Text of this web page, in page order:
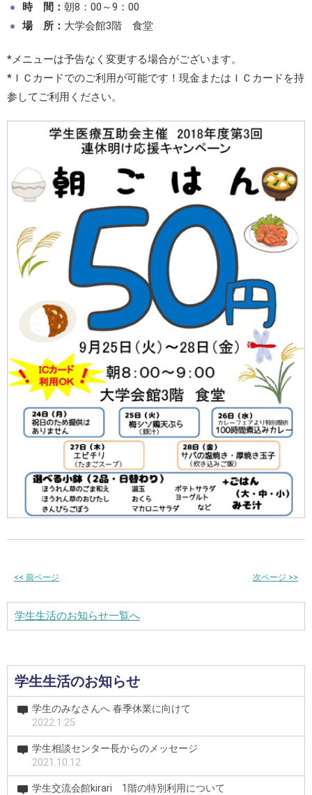
時 間： 朝8：00～9：00
場 所： 大学会館3階 食堂
*メニューは予告なく変更する場合がございます。
*ＩＣカードでのご利用が可能です！現金またはＩＣカードを持
参してご利用ください。
<< 前ページ 次ページ >>
学生生活のお知らせ一覧へ
学生生活のお知らせ
学生のみなさんへ 春季休業に向けて
2022.1.25
学生相談センター長からのメッセージ
2021.10.12
学生交流会館kirari 1階の特別利用について